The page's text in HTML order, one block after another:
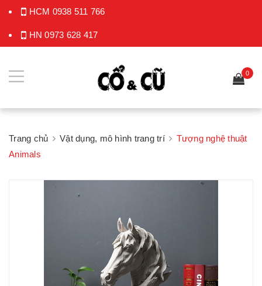
HCM 0938 511 766
HN0973 628 417
0
Trang chủ Vật dụng, mô hình trang trí
Tượng nghệ thuật
Animals